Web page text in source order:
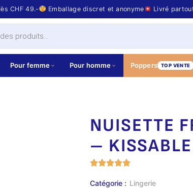
CHF 49.- Emballage discret et anonyme Livré
Pour femme Pour homme Poppers TOP VENTE
NUISETTE
– KISSABLE
Catégorie : Lingerie